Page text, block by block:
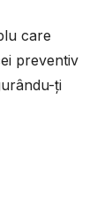
care
preventiv
ți